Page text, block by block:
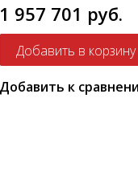
1 957 701 руб.
Добавить к